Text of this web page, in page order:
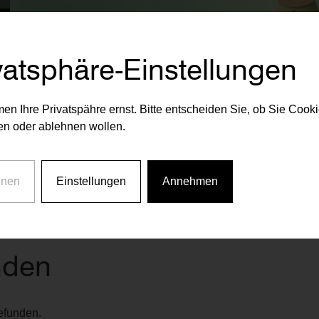
RAIFFEISEN VORSORGE
5, 1030
Erdberger Lände 26, 1030
Einstellungen
Ihre Privatspähre ernst. Bitte entscheiden Sie, ob Sie
oder ablehnen wollen.
Einstellungen Annehmen